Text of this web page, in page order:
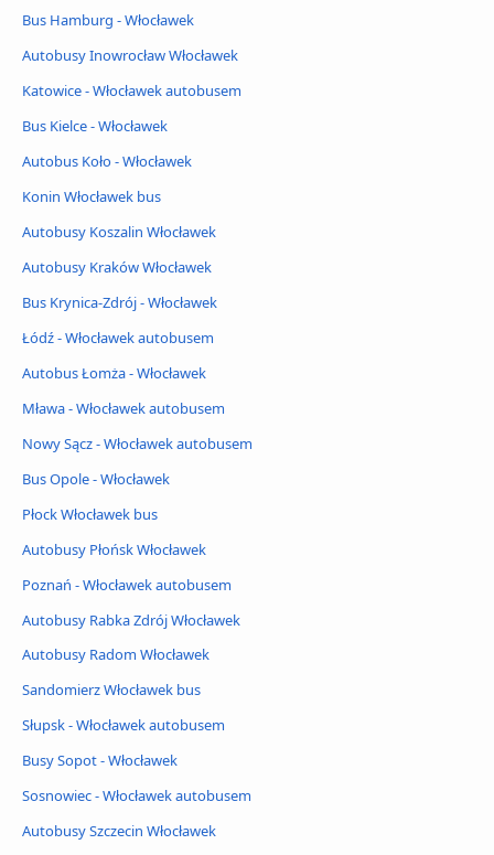
Bus Hamburg - Włocławek
Autobusy Inowrocław Włocławek
Katowice - Włocławek autobusem
Bus Kielce - Włocławek
Autobus Koło - Włocławek
Konin Włocławek bus
Autobusy Koszalin Włocławek
Autobusy Kraków Włocławek
Bus Krynica-Zdrój - Włocławek
Łódź - Włocławek autobusem
Autobus Łomża - Włocławek
Mława - Włocławek autobusem
Nowy Sącz - Włocławek autobusem
Bus Opole - Włocławek
Płock Włocławek bus
Autobusy Płońsk Włocławek
Poznań - Włocławek autobusem
Autobusy Rabka Zdrój Włocławek
Autobusy Radom Włocławek
Sandomierz Włocławek bus
Słupsk - Włocławek autobusem
Busy Sopot - Włocławek
Sosnowiec - Włocławek autobusem
Autobusy Szczecin Włocławek